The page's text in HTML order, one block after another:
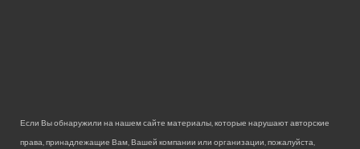
Если Вы обнаружили на нашем сайте материалы, которые нарушают авторские
права, принадлежащие Вам, Вашей компании или организации, пожалуйста,